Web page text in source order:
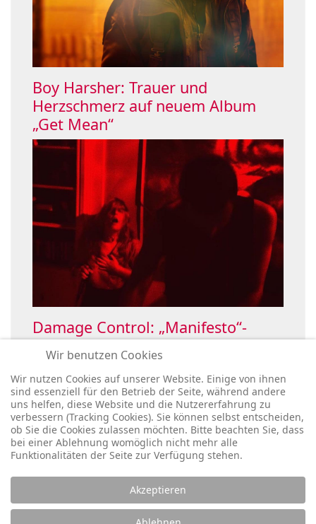
Boy Harsher: Trauer und
Herzschmerz auf neuem Album
„Get Mean“
Damage Control: „Manifesto“-
Single holt OHMElectronic ins Boot
Legal:
Wir benutzen Cookies
Wir nutzen Cookies auf unserer Website. Einige von ihnen
sind essenziell für den Betrieb der Seite, während andere
uns helfen, diese Website und die Nutzererfahrung zu
verbessern (Tracking Cookies). Sie können selbst entscheiden,
ob Sie die Cookies zulassen möchten. Bitte beachten Sie, dass
bei einer Ablehnung womöglich nicht mehr alle
Funktionalitäten der Seite zur Verfügung stehen.
Akzeptieren